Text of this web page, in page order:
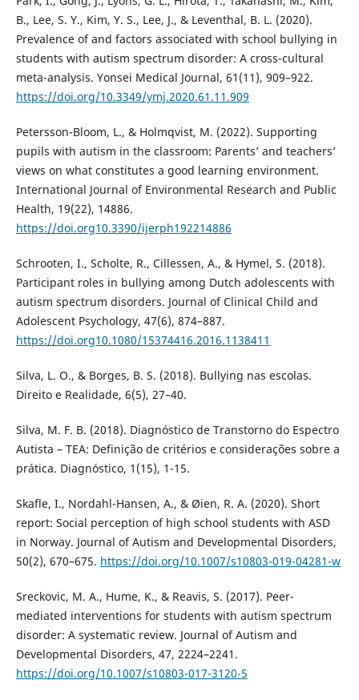
B., Lee, S. Y., Kim, Y. S., Lee, J., & Leventhal, B. L. (2020).
Prevalence of and factors associated with school bullying in
students with autism spectrum disorder: A cross-cultural
meta-analysis. Yonsei Medical Journal, 61(11), 909–922.
https://doi.org/10.3349/ymj.2020.61.11.909
Petersson-Bloom, L., & Holmqvist, M. (2022). Supporting
pupils with autism in the classroom: Parents’ and teachers’
views on what constitutes a good learning environment.
International Journal of Environmental Research and Public
Health, 19(22), 14886.
https://doi.org10.3390/ijerph192214886
Schrooten, I., Scholte, R., Cillessen, A., & Hymel, S. (2018).
Participant roles in bullying among Dutch adolescents with
autism spectrum disorders. Journal of Clinical Child and
Adolescent Psychology, 47(6), 874–887.
https://doi.org10.1080/15374416.2016.1138411
Silva, L. O., & Borges, B. S. (2018). Bullying nas escolas.
Direito e Realidade, 6(5), 27–40.
Silva, M. F. B. (2018). Diagnóstico de Transtorno do Espectro
Autista – TEA: Definição de critérios e considerações sobre a
prática. Diagnóstico, 1(15), 1-15.
Skafle, I., Nordahl-Hansen, A., & Øien, R. A. (2020). Short
report: Social perception of high school students with ASD
in Norway. Journal of Autism and Developmental Disorders,
50(2), 670–675. https://doi.org/10.1007/s10803-019-04281-w
Sreckovic, M. A., Hume, K., & Reavis, S. (2017). Peer-
mediated interventions for students with autism spectrum
disorder: A systematic review. Journal of Autism and
Developmental Disorders, 47, 2224–2241.
https://doi.org/10.1007/s10803-017-3120-5